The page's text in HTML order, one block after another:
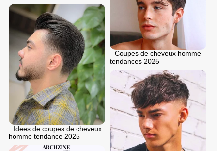
Coupes de cheveux homme
tendances 2025
Idees de coupes de cheveux
homme tendance 2025